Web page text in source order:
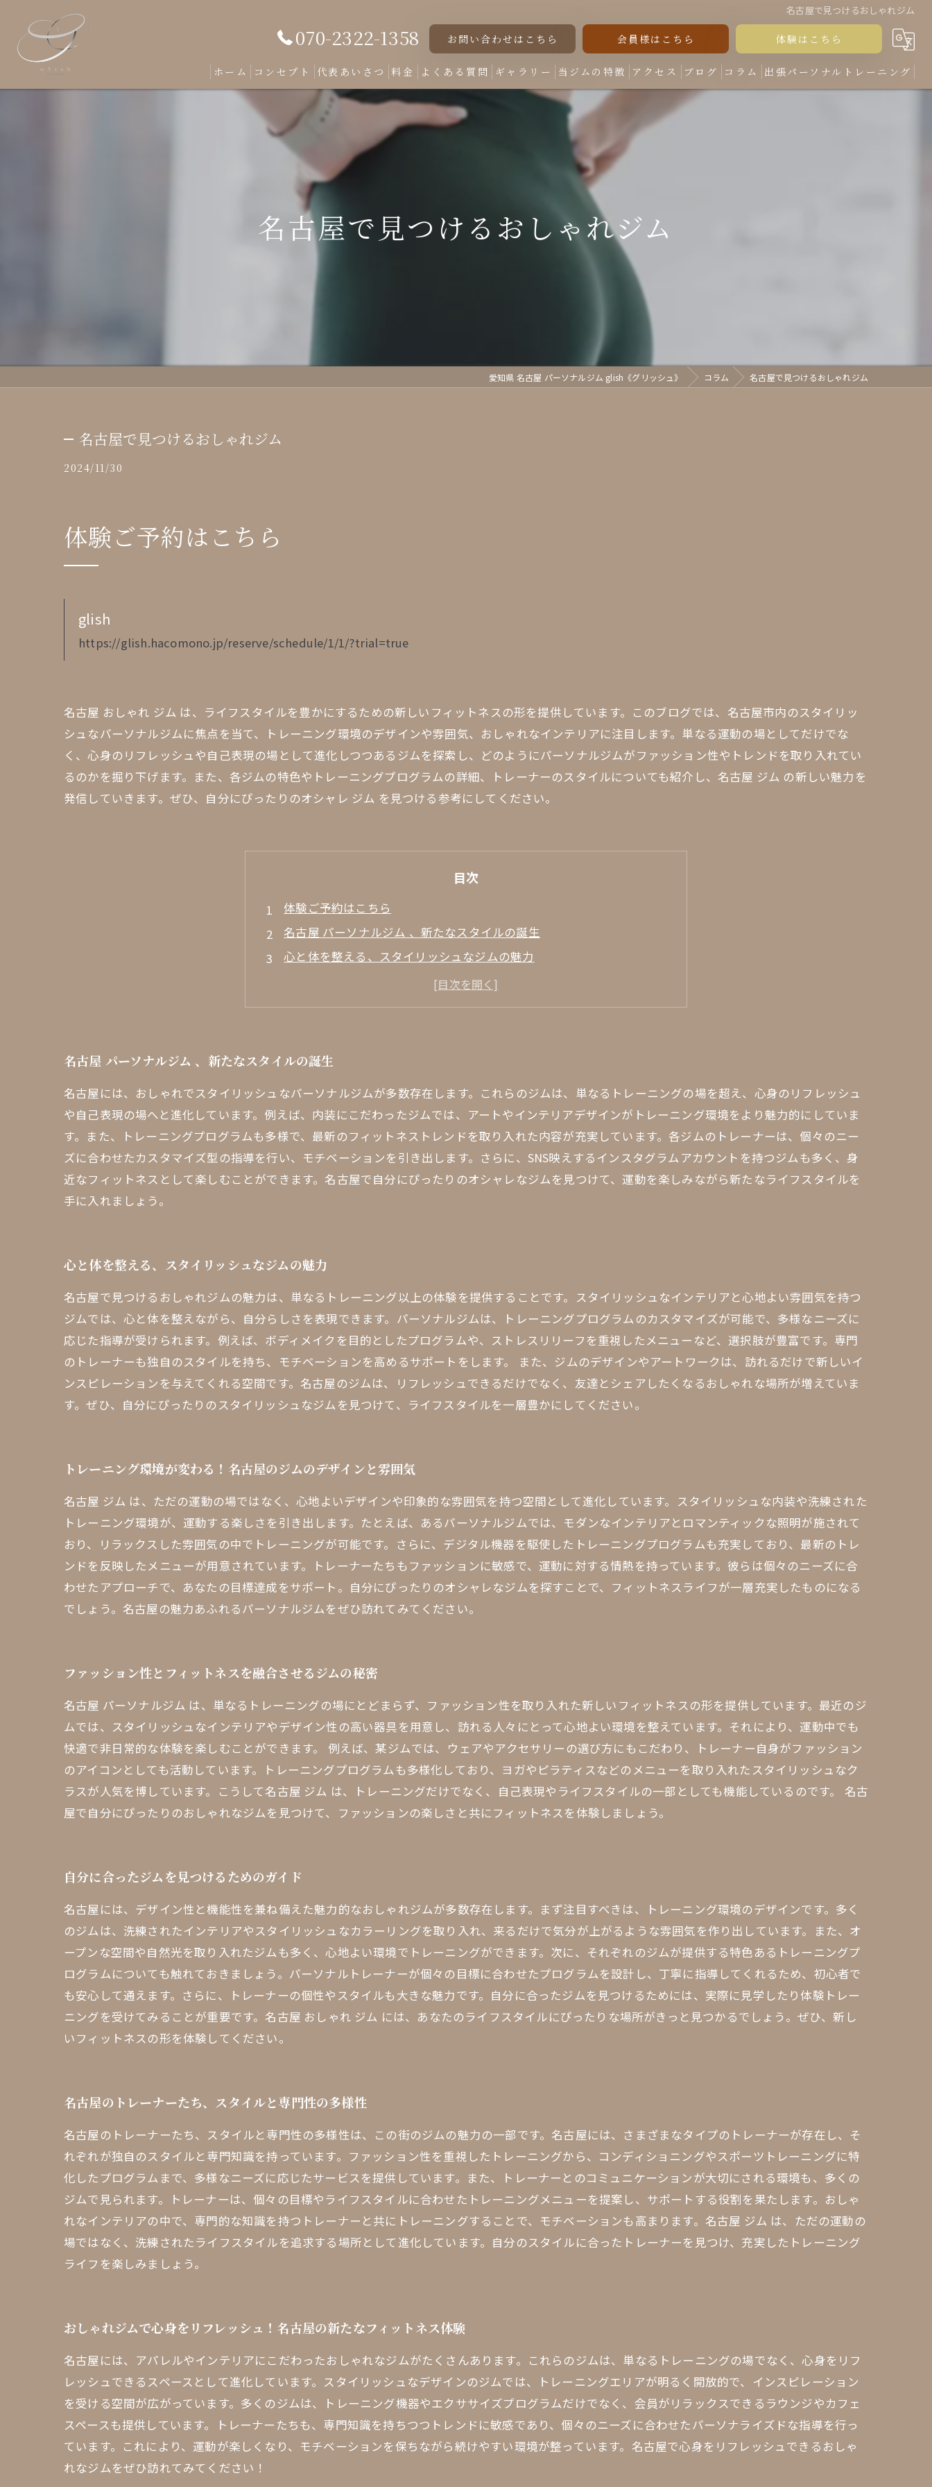
名古屋で見つけるおしゃれジム
070-2322-1358 お問い合わせはこちら 会員様はこちら 体験はこちら
ホーム コンセプト 代表あいさつ 料金 よくある質問 ギャラリー 当ジムの特徴
女性専用
美脚
美尻
くびれ
ダイエット
アクセス ブログ コラム 出張パーソナルトレーニング
名古屋で見つけるおしゃれジム
愛知県 名古屋 パーソナルジム glish《グリッシュ》 コラム 名古屋で見つけるおしゃれジム
名古屋で見つけるおしゃれジム
2024/11/30
体験ご予約はこちら
glish
https://glish.hacomono.jp/reserve/schedule/1/1/?trial=true
名古屋 おしゃれ ジム は、ライフスタイルを豊かにするための新しいフィットネスの形を提供しています。このブログでは、名古屋市内のスタイリッ
シュなパーソナルジムに焦点を当て、トレーニング環境のデザインや雰囲気、おしゃれなインテリアに注目します。単なる運動の場としてだけでな
く、心身のリフレッシュや自己表現の場として進化しつつあるジムを探索し、どのようにパーソナルジムがファッション性やトレンドを取り入れてい
るのかを掘り下げます。また、各ジムの特色やトレーニングプログラムの詳細、トレーナーのスタイルについても紹介し、名古屋 ジム の新しい魅力を
発信していきます。ぜひ、自分にぴったりのオシャレ ジム を見つける参考にしてください。
目次
体験ご予約はこちら
名古屋 パーソナルジム 、新たなスタイルの誕生
心と体を整える、スタイリッシュなジムの魅力
トレーニング環境が変わる！名古屋のジムのデザインと雰囲気
ファッション性とフィットネスを融合させるジムの秘密
名古屋のトレーナーたち、スタイルと専門性の多様性
体験ご予約はこちら
名古屋 パーソナルジム 、新たなスタイルの誕生
名古屋には、おしゃれでスタイリッシュなパーソナルジムが多数存在します。これらのジムは、単なるトレーニングの場を超え、心身のリフレッシュ
や自己表現の場へと進化しています。例えば、内装にこだわったジムでは、アートやインテリアデザインがトレーニング環境をより魅力的にしていま
す。また、トレーニングプログラムも多様で、最新のフィットネストレンドを取り入れた内容が充実しています。各ジムのトレーナーは、個々のニー
ズに合わせたカスタマイズ型の指導を行い、モチベーションを引き出します。さらに、SNS映えするインスタグラムアカウントを持つジムも多く、身
近なフィットネスとして楽しむことができます。名古屋で自分にぴったりのオシャレなジムを見つけて、運動を楽しみながら新たなライフスタイルを
手に入れましょう。
心と体を整える、スタイリッシュなジムの魅力
名古屋で見つけるおしゃれジムの魅力は、単なるトレーニング以上の体験を提供することです。スタイリッシュなインテリアと心地よい雰囲気を持つ
ジムでは、心と体を整えながら、自分らしさを表現できます。パーソナルジムは、トレーニングプログラムのカスタマイズが可能で、多様なニーズに
応じた指導が受けられます。例えば、ボディメイクを目的としたプログラムや、ストレスリリーフを重視したメニューなど、選択肢が豊富です。専門
のトレーナーも独自のスタイルを持ち、モチベーションを高めるサポートをします。 また、ジムのデザインやアートワークは、訪れるだけで新しいイ
ンスピレーションを与えてくれる空間です。名古屋のジムは、リフレッシュできるだけでなく、友達とシェアしたくなるおしゃれな場所が増えていま
す。ぜひ、自分にぴったりのスタイリッシュなジムを見つけて、ライフスタイルを一層豊かにしてください。
トレーニング環境が変わる！名古屋のジムのデザインと雰囲気
名古屋 ジム は、ただの運動の場ではなく、心地よいデザインや印象的な雰囲気を持つ空間として進化しています。スタイリッシュな内装や洗練された
トレーニング環境が、運動する楽しさを引き出します。たとえば、あるパーソナルジムでは、モダンなインテリアとロマンティックな照明が施されて
おり、リラックスした雰囲気の中でトレーニングが可能です。さらに、デジタル機器を駆使したトレーニングプログラムも充実しており、最新のトレ
ンドを反映したメニューが用意されています。トレーナーたちもファッションに敏感で、運動に対する情熱を持っています。彼らは個々のニーズに合
わせたアプローチで、あなたの目標達成をサポート。自分にぴったりのオシャレなジムを探すことで、フィットネスライフが一層充実したものになる
でしょう。名古屋の魅力あふれるパーソナルジムをぜひ訪れてみてください。
ファッション性とフィットネスを融合させるジムの秘密
名古屋 パーソナルジム は、単なるトレーニングの場にとどまらず、ファッション性を取り入れた新しいフィットネスの形を提供しています。最近のジ
ムでは、スタイリッシュなインテリアやデザイン性の高い器具を用意し、訪れる人々にとって心地よい環境を整えています。それにより、運動中でも
快適で非日常的な体験を楽しむことができます。 例えば、某ジムでは、ウェアやアクセサリーの選び方にもこだわり、トレーナー自身がファッション
のアイコンとしても活動しています。トレーニングプログラムも多様化しており、ヨガやピラティスなどのメニューを取り入れたスタイリッシュなク
ラスが人気を博しています。こうして名古屋 ジム は、トレーニングだけでなく、自己表現やライフスタイルの一部としても機能しているのです。 名古
屋で自分にぴったりのおしゃれなジムを見つけて、ファッションの楽しさと共にフィットネスを体験しましょう。
自分に合ったジムを見つけるためのガイド
名古屋には、デザイン性と機能性を兼ね備えた魅力的なおしゃれジムが多数存在します。まず注目すべきは、トレーニング環境のデザインです。多く
のジムは、洗練されたインテリアやスタイリッシュなカラーリングを取り入れ、来るだけで気分が上がるような雰囲気を作り出しています。また、オ
ープンな空間や自然光を取り入れたジムも多く、心地よい環境でトレーニングができます。次に、それぞれのジムが提供する特色あるトレーニングプ
ログラムについても触れておきましょう。パーソナルトレーナーが個々の目標に合わせたプログラムを設計し、丁寧に指導してくれるため、初心者で
も安心して通えます。さらに、トレーナーの個性やスタイルも大きな魅力です。自分に合ったジムを見つけるためには、実際に見学したり体験トレー
ニングを受けてみることが重要です。名古屋 おしゃれ ジム には、あなたのライフスタイルにぴったりな場所がきっと見つかるでしょう。ぜひ、新し
いフィットネスの形を体験してください。
名古屋のトレーナーたち、スタイルと専門性の多様性
名古屋のトレーナーたち、スタイルと専門性の多様性は、この街のジムの魅力の一部です。名古屋には、さまざまなタイプのトレーナーが存在し、そ
れぞれが独自のスタイルと専門知識を持っています。ファッション性を重視したトレーニングから、コンディショニングやスポーツトレーニングに特
化したプログラムまで、多様なニーズに応じたサービスを提供しています。また、トレーナーとのコミュニケーションが大切にされる環境も、多くの
ジムで見られます。トレーナーは、個々の目標やライフスタイルに合わせたトレーニングメニューを提案し、サポートする役割を果たします。おしゃ
れなインテリアの中で、専門的な知識を持つトレーナーと共にトレーニングすることで、モチベーションも高まります。名古屋 ジム は、ただの運動の
場ではなく、洗練されたライフスタイルを追求する場所として進化しています。自分のスタイルに合ったトレーナーを見つけ、充実したトレーニング
ライフを楽しみましょう。
おしゃれジムで心身をリフレッシュ！名古屋の新たなフィットネス体験
名古屋には、アパレルやインテリアにこだわったおしゃれなジムがたくさんあります。これらのジムは、単なるトレーニングの場でなく、心身をリフ
レッシュできるスペースとして進化しています。スタイリッシュなデザインのジムでは、トレーニングエリアが明るく開放的で、インスピレーション
を受ける空間が広がっています。多くのジムは、トレーニング機器やエクササイズプログラムだけでなく、会員がリラックスできるラウンジやカフェ
スペースも提供しています。トレーナーたちも、専門知識を持ちつつトレンドに敏感であり、個々のニーズに合わせたパーソナライズドな指導を行っ
ています。これにより、運動が楽しくなり、モチベーションを保ちながら続けやすい環境が整っています。名古屋で心身をリフレッシュできるおしゃ
れなジムをぜひ訪れてみてください！